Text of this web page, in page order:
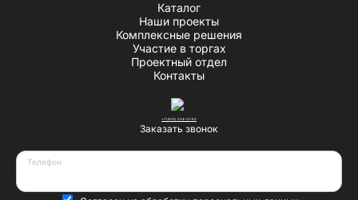
Каталог
Наши проекты
Комплексные решения
Участие в торгах
Проектный отдел
Контакты
+7 (800) 234-07-62
Заказать звонок
Телефон